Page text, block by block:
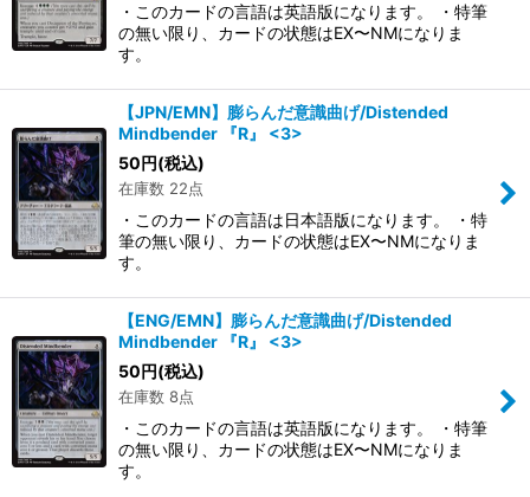
・このカードの言語は英語版になります。 ・特筆
の無い限り、カードの状態はEX〜NMになりま
す。
【JPN/EMN】膨らんだ意識曲げ/Distended
Mindbender 『R』 <3>
50円(税込)
在庫数 22点
・このカードの言語は日本語版になります。 ・特
筆の無い限り、カードの状態はEX〜NMになりま
す。
【ENG/EMN】膨らんだ意識曲げ/Distended
Mindbender 『R』 <3>
50円(税込)
在庫数 8点
・このカードの言語は英語版になります。 ・特筆
の無い限り、カードの状態はEX〜NMになりま
す。